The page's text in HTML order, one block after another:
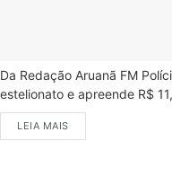
Da Redação Aruanã FM
estelionato e apreende R$
LEIA MAIS